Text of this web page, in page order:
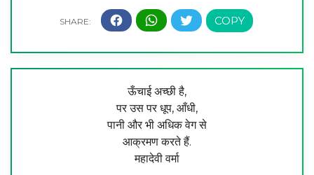
ऊँचाई अच्छी है,
पर उस पर धूप, आँधी,
पानी और भी अधिक वेग से
आक्रमण करते हैं.
महादेवी वर्मा